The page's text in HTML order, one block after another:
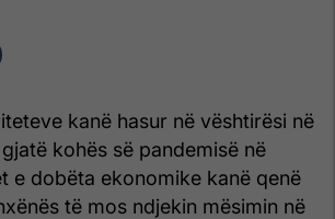
kanë hasur në vështirësi në
kohës së pandemisë në
e dobëta ekonomike kanë qenë
të mos ndjekin mësimin në